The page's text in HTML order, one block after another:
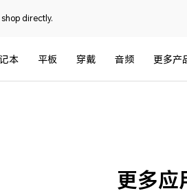
directly.
本 平板 穿戴 音频 更多产
更多应